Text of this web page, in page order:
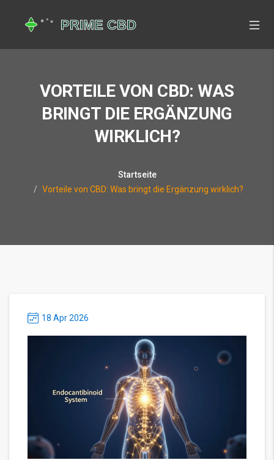
VORTEILE VON CBD: WAS
BRINGT DIE ERGÄNZUNG
WIRKLICH?
Startseite
Vorteile von CBD: Was bringt die Ergänzung wirklich?
18 Apr 2026